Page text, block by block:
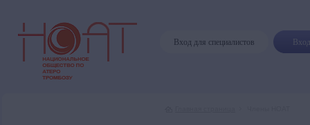
Вход для специалистов